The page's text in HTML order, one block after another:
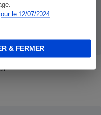
le 12/07/2024
& FERMER